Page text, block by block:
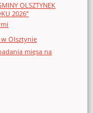
OLSZTYNEK
2026”
Olsztynie
mięsa na